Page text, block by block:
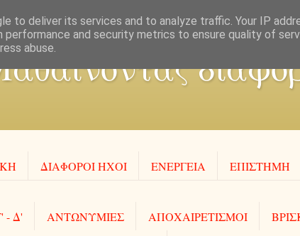
ΔΙΑΦΟΡΟΙ ΗΧΟΙ ΕΝΕΡΓΕΙΑ ΕΠΙΣΤΗΜΗ
- Δ' ΑΝΤΩΝΥΜΙΕΣ ΑΠΟΧΑΙΡΕΤΙΣΜΟΙ
to deliver its services and to analyze traffic. Your IP
performance and security metrics to ensure quality of
abuse.